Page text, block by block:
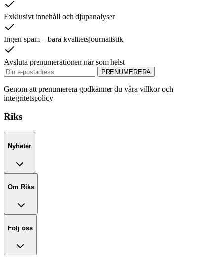
Exklusivt innehåll och djupanalyser
Ingen spam – bara kvalitetsjournalistik
Avsluta prenumerationen när som helst
PRENUMERERA
Genom att prenumerera godkänner du våra villkor och
integritetspolicy
Riks
Nyheter
Om Riks
Följ oss